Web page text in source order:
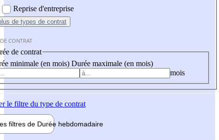
Reprise d'entreprise
de types de contrat
CONTRAT
de contrat
minimale (en mois) Durée maximale (en mois)
mois
le filtre du type de contrat
filtres de Durée hebdomadaire